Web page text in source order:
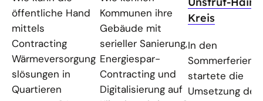
öffentliche Hand
mittels
Contracting
Wärmeversorgung
slösungen in
Quartieren
Kommunen ihre
Gebäude mit
serieller Sanierung,
Energiespar-
Contracting und
Digitalisierung auf
Kreis
In den
Sommerferien
startete die
Umsetzung der